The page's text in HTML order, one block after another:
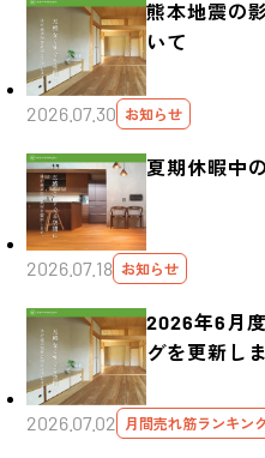
熊本地震の
いて
2026.07.30 お知らせ
夏期休暇中
2026.07.18 お知らせ
2026年6月
グを更新し
2026.07.02 月間売れ筋ランキン